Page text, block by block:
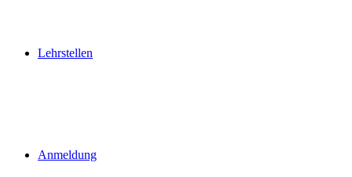
Lehrstellen
Anmeldung